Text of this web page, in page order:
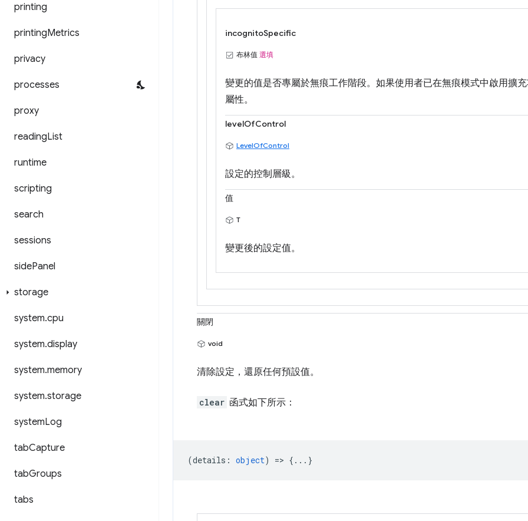
printing
printingMetrics
privacy
processes
proxy
readingList
runtime
scripting
search
sessions
sidePanel
storage
system.cpu
system.display
system.memory
system.storage
systemLog
tabCapture
tabGroups
tabs
incognitoSpecific
布林值 選填
變更的值是否專屬於無痕工作階段。如果使用者已在無痕模式中啟用擴
屬性。
levelOfControl
LevelOfControl
設定的控制層級。
值
T
變更後的設定值。
關閉
void
清除設定，還原任何預設值。
clear 函式如下所示：
(details : object) => {...}